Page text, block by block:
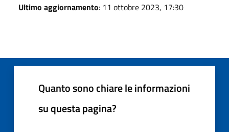
Ultimo aggiornamento: 11 ottobre 2023, 17:30
Quanto sono chiare le informazioni
su questa pagina?